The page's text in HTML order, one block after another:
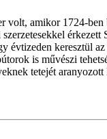
volt, amikor 1724-ben
érkezett
évtizeden keresztül
is művészi
tetejét